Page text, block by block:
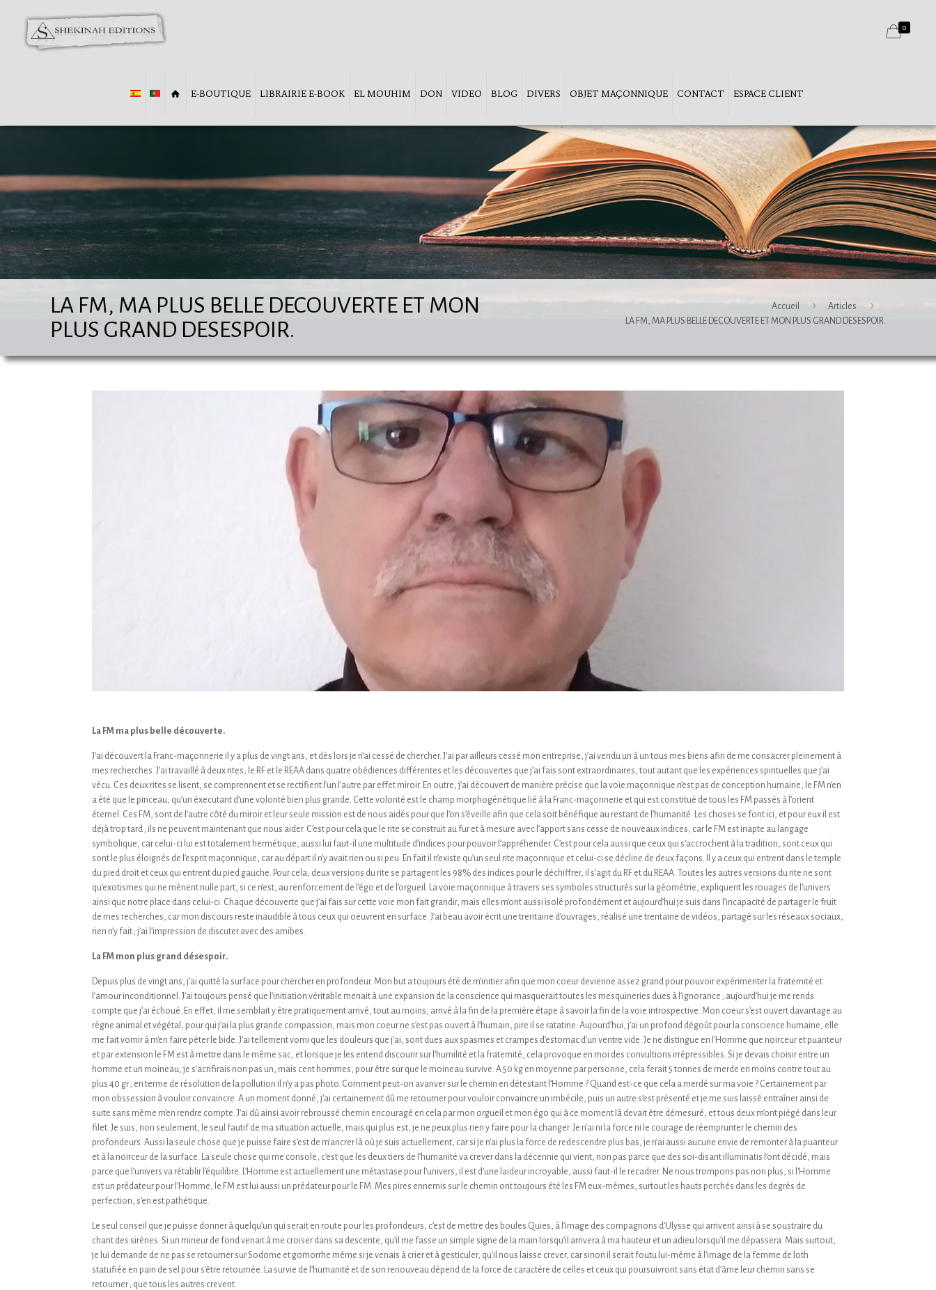
E-BOUTIQUE LIBRAIRIE E-BOOK EL MOUHIM DON VIDEO BLOG DIVERS OBJET MAÇONNIQUE CONTACT ESPACE CLIENT
0
LA FM, MA PLUS BELLE DECOUVERTE ET MON
PLUS GRAND DESESPOIR.
Accueil
Articles
LA FM, MA PLUS BELLE DECOUVERTE ET MON PLUS GRAND DESESPOIR.
La FM ma plus belle découverte.
J’ai découvert la Franc-maçonnerie il y a plus de vingt ans, et dès lors je n’ai cessé de chercher. J’ai par ailleurs cessé mon entreprise, j’ai vendu un à un tous mes biens afin de me consacrer pleinement à
mes recherches. J’ai travaillé à deux rites, le RF et le REAA dans quatre obédiences différentes et les découvertes que j’ai fais sont extraordinaires, tout autant que les expériences spirituelles que j’ai
vécu. Ces deux rites se lisent, se comprennent et se rectifient l’un l’autre par effet miroir. En outre, j’ai découvert de manière précise que la voie maçonnique n’est pas de conception humaine, le FM n’en
a été que le pinceau, qu’un éxecutant d’une volonté bien plus grande. Cette volonté est le champ morphogénétique lié à la Franc-maçonnerie et qui est constitué de tous les FM passés à l’orient
éternel. Ces FM, sont de l’autre côté du miroir et leur seule mission est de nous aidés pour que l’on s’éveille afin que cela soit bénéfique au restant de l’humanité. Les choses se font ici, et pour eux il est
déjà trop tard ; ils ne peuvent maintenant que nous aider. C’est pour cela que le rite se construit au fur et à mesure avec l’apport sans cesse de nouveaux indices, car le FM est inapte au langage
symbolique, car celui-ci lui est totalement hermétique, aussi lui faut-il une multitude d’indices pour pouvoir l’appréhender. C’est pour cela aussi que ceux qui s’accrochent à la tradition, sont ceux qui
sont le plus éloignés de l’esprit maçonnique, car au départ il n’y avait rien ou si peu. En fait il n’existe qu’un seul rite maçonnique et celui-ci se décline de deux façons. Il y a ceux qui entrent dans le temple
du pied droit et ceux qui entrent du pied gauche. Pour cela, deux versions du rite se partagent les 98% des indices pour le déchiffrer, il s’agit du RF et du REAA. Toutes les autres versions du rite ne sont
qu’exotismes qui ne mènent nulle part, si ce n’est, au renforcement de l’égo et de l’orgueil. La voie maçonnique à travers ses symboles structurés sur la géométrie, expliquent les rouages de l’univers
ainsi que notre place dans celui-ci. Chaque découverte que j’ai fais sur cette voie mon fait grandir, mais elles m’ont aussi isolé profondément et aujourd’hui je suis dans l’incapacité de partager le fruit
de mes recherches, car mon discours reste inaudible à tous ceux qui oeuvrent en surface. J’ai beau avoir écrit une trentaine d’ouvrages, réalisé une trentaine de vidéos, partagé sur les réseaux sociaux,
rien n’y fait ; j’ai l’impression de discuter avec des amibes.
La FM mon plus grand désespoir.
Depuis plus de vingt ans, j’ai quitté la surface pour chercher en profondeur. Mon but a toujours été de m’initier afin que mon coeur devienne assez grand pour pouvoir expérimenter la fraternité et
l’amour inconditionnel. J’ai toujours pensé que l’initiation véritable menait à une expansion de la conscience qui masquerait toutes les mesquineries dues à l’ignorance ; aujourd’hui je me rends
compte que j’ai échoué. En effet, il me semblait y être pratiquement arrivé, tout au moins, arrivé à la fin de la première étape à savoir la fin de la voie introspective. Mon coeur s’est ouvert davantage au
règne animal et végétal, pour qui j’ai la plus grande compassion, mais mon coeur ne s’est pas ouvert à l’humain, pire il se ratatine. Aujourd’hui, j’ai un profond dégoût pour la conscience humaine, elle
me fait vomir à m’en faire péter le bide. J’ai tellement vomi que les douleurs que j’ai, sont dues aux spasmes et crampes d’estomac d’un ventre vide. Je ne distingue en l’Homme que noirceur et puanteur
et par extension le FM est à mettre dans le même sac, et lorsque je les entend discourir sur l’humilité et la fraternité, cela provoque en moi des convultions irrépressibles. Si je devais choisir entre un
homme et un moineau, je s’acrifirais non pas un, mais cent hommes, pour être sur que le moineau survive. A 50 kg en moyenne par personne, cela ferait 5 tonnes de merde en moins contre tout au
plus 40 gr ; en terme de résolution de la pollution il n’y a pas photo. Comment peut-on avanver sur le chemin en détestant l’Homme ? Quand est-ce que cela a merdé sur ma voie ? Certainement par
mon obssession à vouloir convaincre. A un moment donné, j’ai certainement dû me retourner pour vouloir convaincre un imbécile, puis un autre s’est présenté et je me suis laissé entraîner ainsi de
suite sans même m’en rendre compte. J’ai dû ainsi avoir rebroussé chemin encouragé en cela par mon orgueil et mon égo qui à ce moment là devait être démesuré, et tous deux m’ont piégé dans leur
filet. Je suis, non seulement, le seul fautif de ma situation actuelle, mais qui plus est, je ne peux plus rien y faire pour la changer. Je n’ai ni la force ni le courage de réemprunter le chemin des
profondeurs. Aussi la seule chose que je puisse faire s’est de m’ancrer là où je suis actuellement, car si je n’ai plus la force de redescendre plus bas, je n’ai aussi aucune envie de remonter à la puanteur
et à la noirceur de la surface. La seule chose qui me console, c’est que les deux tiers de l’humanité va crever dans la décennie qui vient, non pas parce que des soi-disant illuminatis l’ont décidé, mais
parce que l’univers va rétablir l’équilibre. L’Homme est actuellement une métastase pour l’univers, il est d’une laideur incroyable, aussi faut-il le recadrer. Ne nous trompons pas non plus, si l’Homme
est un prédateur pour l’Homme, le FM est lui aussi un prédateur pour le FM. Mes pires ennemis sur le chemin ont toujours été les FM eux-mêmes, surtout les hauts perchés dans les degrés de
perfection, s’en est pathétique.
Le seul conseil que je puisse donner à quelqu’un qui serait en route pour les profondeurs, c’est de mettre des boules Quies, à l’image des compagnons d’Ulysse qui arrivent ainsi à se soustraire du
chant des sirènes. Si un mineur de fond venait à me croiser dans sa descente, qu’il me fasse un simple signe de la main lorsqu’il arrivera à ma hauteur et un adieu lorsqu’il me dépassera. Mais surtout,
je lui demande de ne pas se retourner sur Sodome et gomorrhe même si je venais à crier et à gesticuler, qu’il nous laisse crever, car sinon il serait foutu lui-même à l’image de la femme de loth
statufiée en pain de sel pour s’être retournée. La survie de l’humanité et de son renouveau dépend de la force de caractère de celles et ceux qui poursuivront sans état d’âme leur chemin sans se
retourner ; que tous les autres crevent.